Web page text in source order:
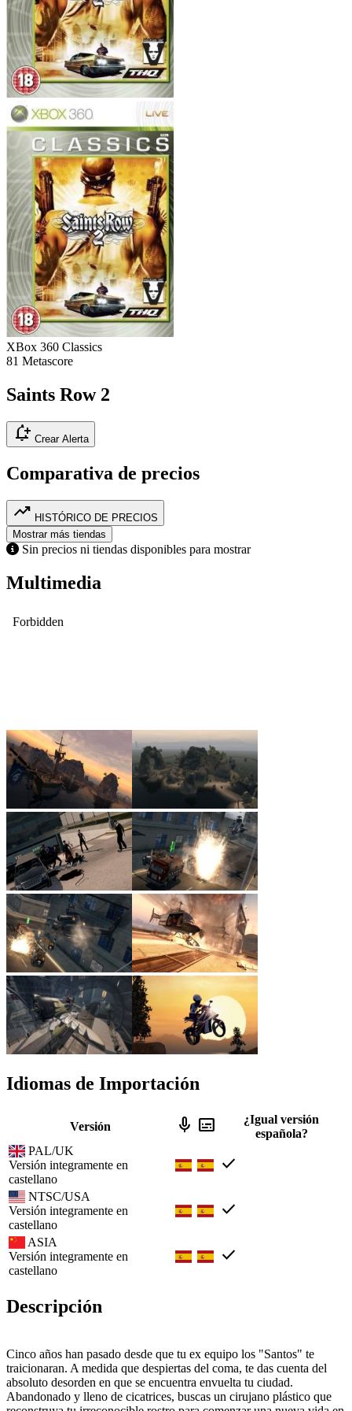
XBox 360 Classics
81 Metascore
Saints Row 2
notification_add Crear Alerta
Comparativa de precios
trending_up HISTÓRICO DE PRECIOS
Mostrar más tiendas
Sin precios ni tiendas disponibles para mostrar
Multimedia
Idiomas de Importación
Versión mic subtitles
¿Igual versión
española?
PAL/UK
Versión integramente en
castellano
check
NTSC/USA
Versión integramente en
castellano
check
ASIA
Versión integramente en
castellano
check
Descripción
Cinco años han pasado desde que tu ex equipo los "Santos" te
traicionaran. A medida que despiertas del coma, te das cuenta del
absoluto desorden en que se encuentra envuelta tu ciudad.
Abandonado y lleno de cicatrices, buscas un cirujano plástico que